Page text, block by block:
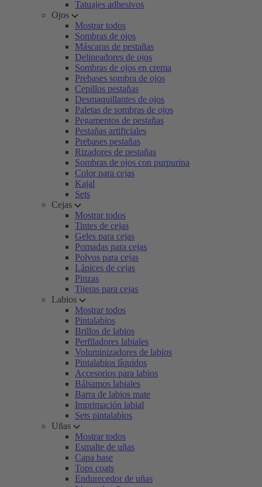
Tatuajes adhesivos
Ojos
Mostrar todos
Sombras de ojos
Máscaras de pestañas
Delineadores de ojos
Sombras de ojos en crema
Prebases sombra de ojos
Cepillos pestañas
Desmaquillantes de ojos
Paletas de sombras de ojos
Pegamentos de pestañas
Pestañas artificiales
Prebases pestañas
Rizadores de pestañas
Sombras de ojos con purpurina
Color para cejas
Kajal
Sets
Cejas
Mostrar todos
Tintes de cejas
Geles para cejas
Pomadas para cejas
Polvos para cejas
Lápices de cejas
Pinzas
Tijeras para cejas
Labios
Mostrar todos
Pintalabios
Brillos de labios
Perfiladores labiales
Voluminizadores de labios
Pintalabios líquidos
Accesorios para labios
Bálsamos labiales
Barra de labios mate
Imprimación labial
Sets pintalabios
Uñas
Mostrar todos
Esmalte de uñas
Capa base
Tops coats
Endurecedor de uñas